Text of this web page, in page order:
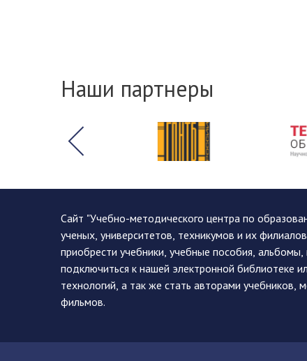
Наши партнеры
Сайт "Учебно-методического центра по
ученых, университетов, техникумов и их
приобрести учебники, учебные пособия,
подключиться к нашей электронной библиотеке
технологий, а так же стать авторами
фильмов.